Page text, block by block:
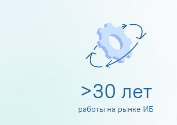
>30 лет
работы на рынке ИБ